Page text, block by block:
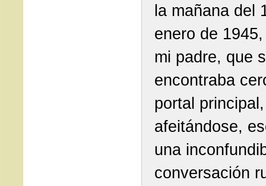
la mañana del
enero de
mi padre, que
encontraba
portal principal,
afeitándose,
una
conversación